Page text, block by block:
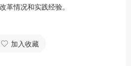
革情况和实践经验。
加入收藏